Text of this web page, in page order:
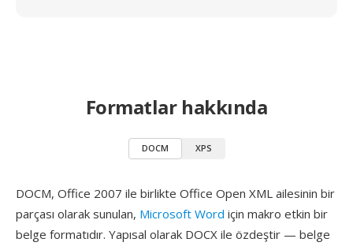
Formatlar hakkında
DOCM XPS
DOCM, Office 2007 ile birlikte Office Open XML ailesinin bir
parçası olarak sunulan, Microsoft Word için makro etkin bir
belge formatıdır. Yapısal olarak DOCX ile özdeştir — belge